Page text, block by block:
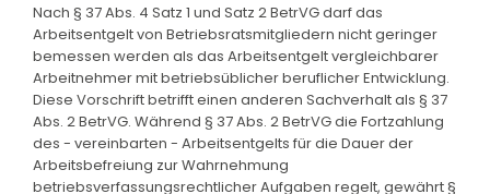
Nach § 37 Abs. 4 Satz 1 und Satz 2 BetrVG darf das
Arbeitsentgelt von Betriebsratsmitgliedern nicht geringer
bemessen werden als das Arbeitsentgelt vergleichbarer
Arbeitnehmer mit betriebsüblicher beruflicher Entwicklung.
Diese Vorschrift betrifft einen anderen Sachverhalt als § 37
Abs. 2 BetrVG. Während § 37 Abs. 2 BetrVG die Fortzahlung
des - vereinbarten - Arbeitsentgelts für die Dauer der
Arbeitsbefreiung zur Wahrnehmung
betriebsverfassungsrechtlicher Aufgaben regelt, gewährt §